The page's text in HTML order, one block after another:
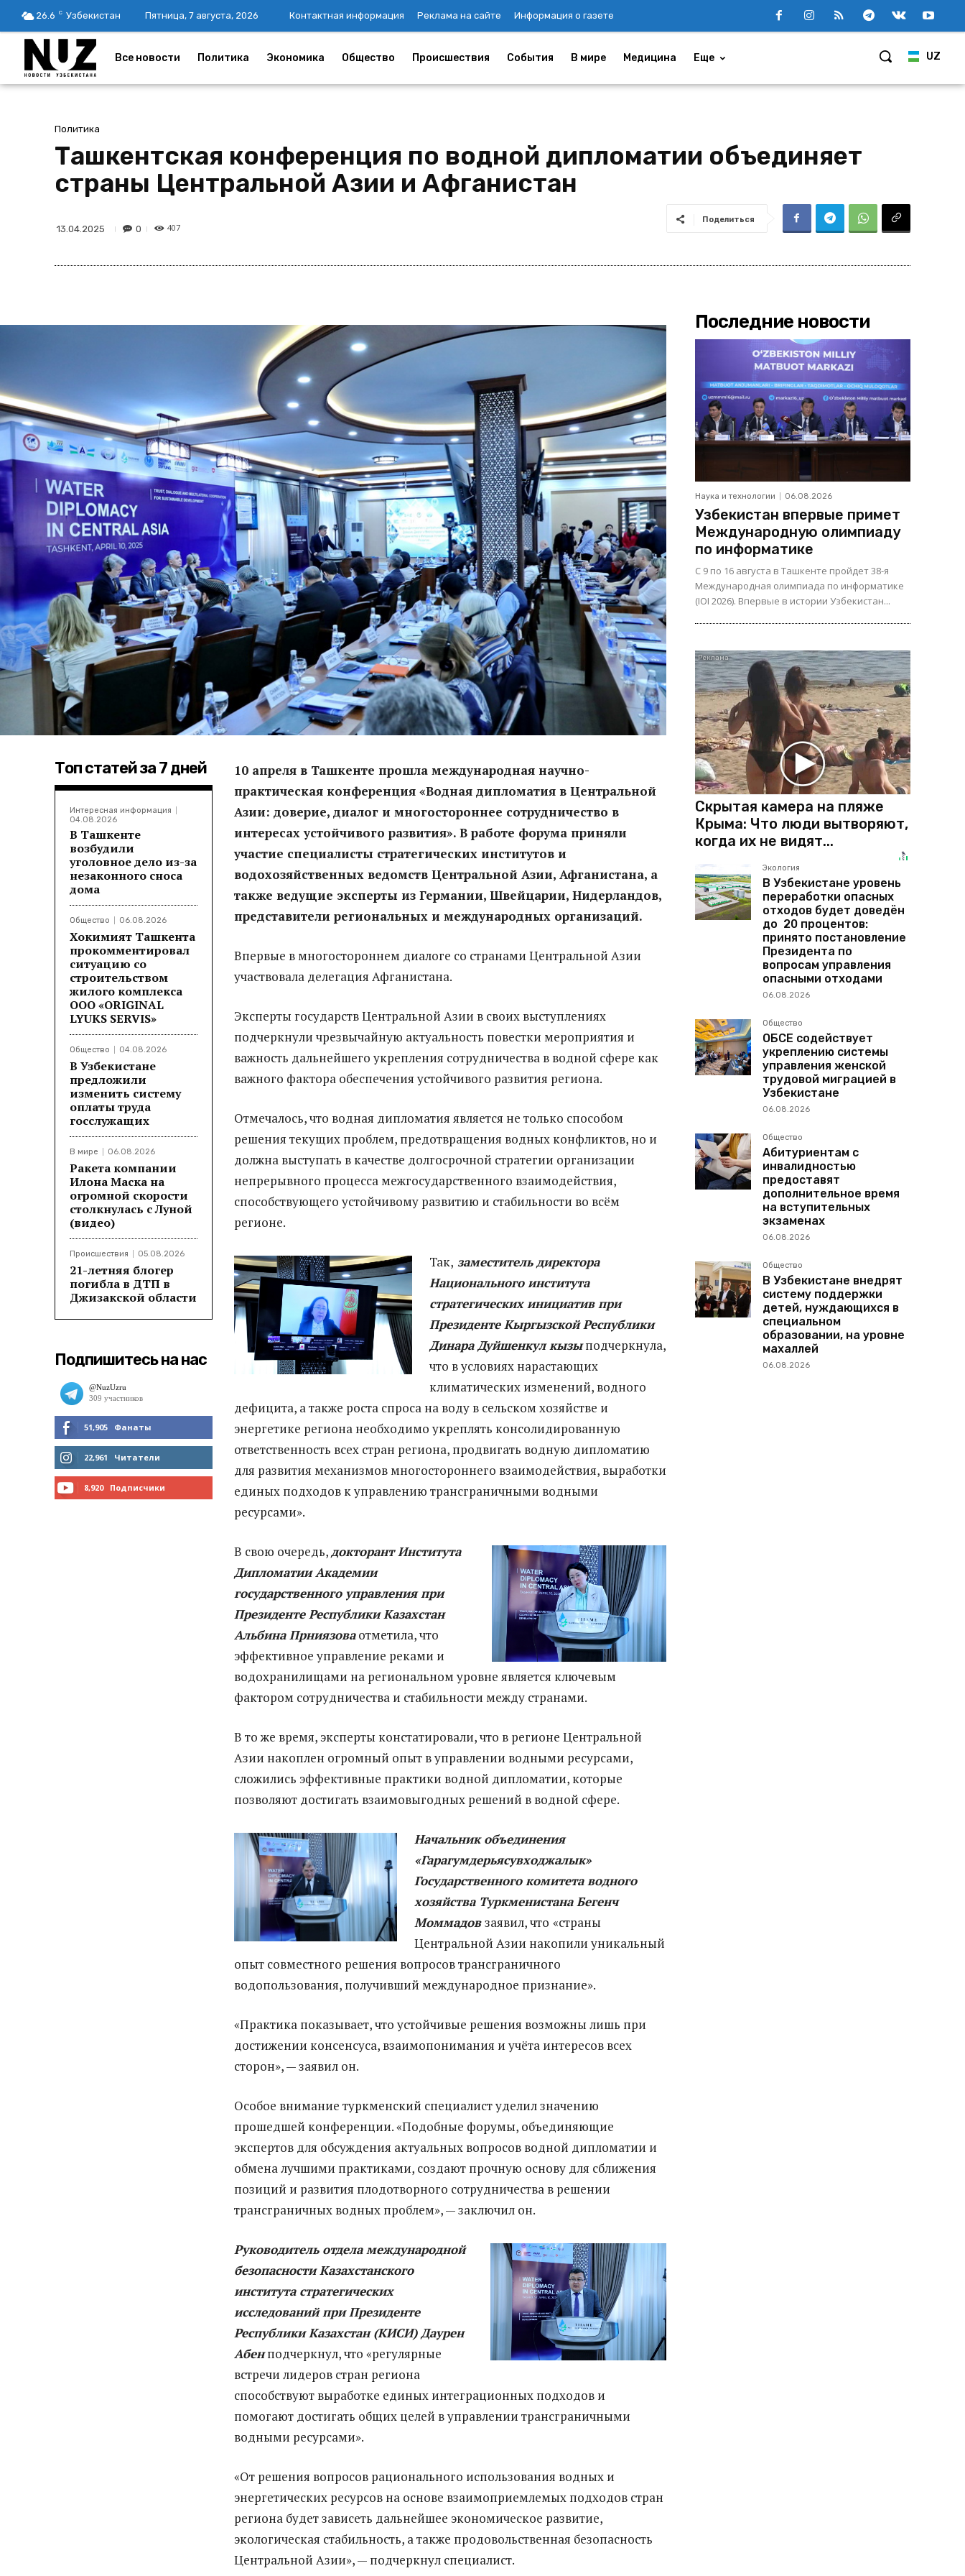
26.6 C Узбекистан Пятница, 7 августа, 2026 Контактная информация Реклама на сайте Информация о газете
UZ
Все новости Политика Экономика Общество Происшествия События В мире Медицина Еще
Политика
Ташкентская конференция по водной дипломатии объединяет
страны Центральной Азии и Афганистан
13.04.2025 0 407
Поделиться
Топ статей за 7 дней
Интересная информация
04.08.2026
В Ташкенте
возбудили
уголовное дело из-за
незаконного сноса
дома
Общество 06.08.2026
Хокимият Ташкента
прокомментировал
ситуацию со
строительством
жилого комплекса
ООО «ORIGINAL
LYUKS SERVIS»
Общество 04.08.2026
В Узбекистане
предложили
изменить систему
оплаты труда
госслужащих
В мире 06.08.2026
Ракета компании
Илона Маска на
огромной скорости
столкнулась с Луной
(видео)
Происшествия 05.08.2026
21-летняя блогер
погибла в ДТП в
Джизакской области
Подпишитесь на нас
51,905 Фанаты
МНЕ НРАВИТСЯ
22,961 Читатели
8,920 Подписчики
10 апреля в Ташкенте прошла международная научно-
практическая конференция «Водная дипломатия в Центральной
Азии: доверие, диалог и многостороннее сотрудничество в
интересах устойчивого развития». В работе форума приняли
участие специалисты стратегических институтов и
водохозяйственных ведомств Центральной Азии, Афганистана, а
также ведущие эксперты из Германии, Швейцарии, Нидерландов,
представители региональных и международных организаций.
Впервые в многостороннем диалоге со странами Центральной Азии
участвовала делегация Афганистана.
Эксперты государств Центральной Азии в своих выступлениях
подчеркнули чрезвычайную актуальность повестки мероприятия и
важность дальнейшего укрепления сотрудничества в водной сфере как
важного фактора обеспечения устойчивого развития региона.
Отмечалось, что водная дипломатия является не только способом
решения текущих проблем, предотвращения водных конфликтов, но и
должна выступать в качестве долгосрочной стратегии организации
непрерывного процесса межгосударственного взаимодействия,
способствующего устойчивому развитию и стабильности во всём
регионе.
Так, заместитель директора
Национального института
стратегических инициатив при
Президенте Кыргызской Республики
Динара Дуйшенкул кызыподчеркнула,
что в условиях нарастающих
климатических изменений, водного
дефицита, а также роста спроса на воду в сельском хозяйстве и
энергетике региона необходимо укреплять консолидированную
ответственность всех стран региона, продвигать водную дипломатию
для развития механизмов многостороннего взаимодействия, выработки
единых подходов к управлению трансграничными водными
ресурсами».
В свою очередь,докторант Института
Дипломатии Академии
государственного управления при
Президенте Республики Казахстан
Альбина Прниязоваотметила, что
эффективное управление реками и
водохранилищами на региональном уровне является ключевым
фактором сотрудничества и стабильности между странами.
В то же время, эксперты констатировали, что в регионе Центральной
Азии накоплен огромный опыт в управлении водными ресурсами,
сложились эффективные практики водной дипломатии, которые
позволяют достигать взаимовыгодных решений в водной сфере.
Начальник объединения
«Гарагумдерьясувходжалык»
Государственного комитета водного
хозяйства Туркменистана Бегенч
Моммадовзаявил, что «страны
Центральной Азии накопили уникальный
опыт совместного решения вопросов трансграничного
водопользования, получивший международное признание».
«Практика показывает, что устойчивые решения возможны лишь при
достижении консенсуса, взаимопонимания и учёта интересов всех
сторон», — заявил он.
Особое внимание туркменский специалист уделил значению
прошедшей конференции. «Подобные форумы, объединяющие
экспертов для обсуждения актуальных вопросов водной дипломатии и
обмена лучшими практиками, создают прочную основу для сближения
позиций и развития плодотворного сотрудничества в решении
трансграничных водных проблем», — заключил он.
Руководитель отдела международной
безопасности Казахстанского
института стратегических
исследований при Президенте
Республики Казахстан (КИСИ) Даурен
Абенподчеркнул, что «регулярные
встречи лидеров стран региона
способствуют выработке единых интеграционных подходов и
помогают достигать общих целей в управлении трансграничными
водными ресурсами».
«От решения вопросов рационального использования водных и
энергетических ресурсов на основе взаимоприемлемых подходов стран
региона будет зависеть дальнейшее экономическое развитие,
экологическая стабильность, а также продовольственная безопасность
Центральной Азии», — подчеркнул специалист.
Последние новости
Наука и технологии 06.08.2026
Узбекистан впервые примет
Международную олимпиаду
по информатике
С 9 по 16 августа в Ташкенте пройдет 38-я
Международная олимпиада по информатике
(IOI 2026). Впервые в истории Узбекистан...
Скрытая камера на пляже
Крыма: Что люди вытворяют,
когда их не видят...
Экология
В Узбекистане уровень
переработки опасных
отходов будет доведён
до 20 процентов:
принято постановление
Президента по
вопросам управления
опасными отходами
06.08.2026
Общество
ОБСЕ содействует
укреплению системы
управления женской
трудовой миграцией в
Узбекистане
06.08.2026
Общество
Абитуриентам с
инвалидностью
предоставят
дополнительное время
на вступительных
экзаменах
06.08.2026
Общество
В Узбекистане внедрят
систему поддержки
детей, нуждающихся в
специальном
образовании, на уровне
махаллей
06.08.2026